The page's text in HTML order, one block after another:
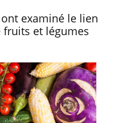
examiné le lien
et légumes